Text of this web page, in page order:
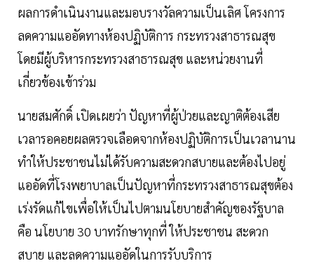
ผลการดำเนินงานและมอบรางวัลความเป็นเลิศ โครงการ
ลดความแออัดทางห้องปฏิบัติการ กระทรวงสาธารณสุข
โดยมีผู้บริหารกระทรวงสาธารณสุข และหน่วยงานที่
เกี่ยวข้องเข้าร่วม
นายสมศักดิ์ เปิดเผยว่า ​ปัญหาที่ผู้ป่วยและญาติต้องเสีย
เวลารอคอยผลตรวจเลือดจากห้องปฏิบัติการเป็นเวลานาน
ทำให้ประชาชนไม่ได้รับความสะดวกสบายและต้องไปอยู่
แออัดที่โรงพยาบาลเป็นปัญหาที่กระทรวงสาธารณสุขต้อง
เร่งรัดแก้ไขเพื่อให้เป็นไปตามนโยบายสำคัญของรัฐบาล
คือ นโยบาย 30 บาทรักษาทุกที่ ให้ประชาชน สะดวก
สบาย และลดความแออัดในการรับบริการ